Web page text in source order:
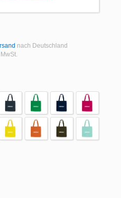
nach Deutschland